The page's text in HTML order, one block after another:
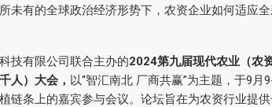
未有的全球政治经济形势下，农资企业如何适应
技有限公司联合主办的2024第九届现代农业（农
人）大会， 以“智汇南北 厂商共赢”为主题，于9月
链条上的嘉宾参与会议。论坛旨在为农资行业提